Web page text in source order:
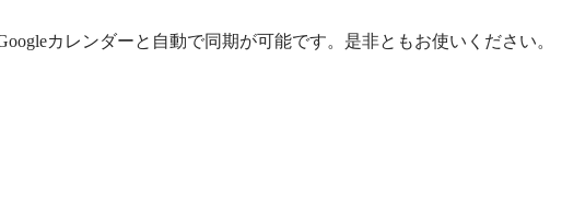
カレンダーと自動で同期が可能です。是非ともお使いください。